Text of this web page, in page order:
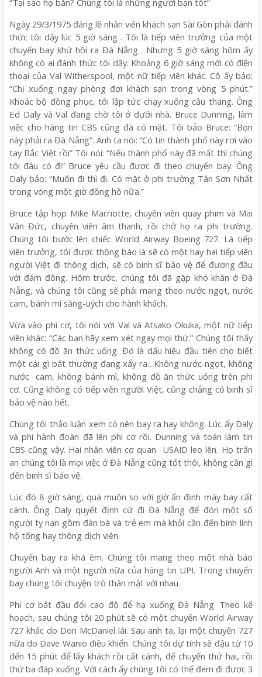
“Tại sao họ bắn? Chúng tôi là những người bạn tốt”
Ngày 29/3/1975 đáng lẽ nhân viên khách sạn Sài Gòn phải đánh
thức tôi dậy lúc 5 giờ sáng . Tôi là tiếp viên trưởng của một
chuyến bay khứ hồi ra Đà Nẵng . Nhưng 5 giờ sáng hôm ấy
không có ai đánh thức tôi dậy. Khoảng 6 giờ sáng mới có điện
thoại của Val Witherspool, một nữ tiếp viên khác. Cô ấy bảo:
“Chị xuống ngay phòng đợi khách sạn trong vòng 5 phút.”
Khoác bộ đồng phục, tôi lập tức chạy xuống cầu thang. Ông
Ed Daly và Val đang chờ tôi ở dưới nhà. Bruce Dunning, làm
việc cho hãng tin CBS cũng đã có mặt. Tôi bảo Bruce: “Bọn
này phải ra Đà Nẵng”. Anh ta nói: ’’Có tin thành phố này rơi vào
tay Bắc Việt rồi” Tôi nói: “Nếu thành phố này đã mất thì chúng
tôi đâu có đi” Bruce yêu cầu được đi theo chuyến bay. Ông
Daly bảo: “Muốn đi thì đi. Có mặt ở phi trường Tân Sơn Nhất
trong vòng một giờ đồng hồ nữa.”
Bruce tập họp Mike Marriotte, chuyên viên quay phim và Mai
Văn Đức, chuyên viên âm thanh, rồi chở họ ra phi trường.
Chúng tôi bước lên chiếc World Airway Boeing 727. Là tiếp
viên trưởng, tôi được thông báo là sẽ có một hay hai tiếp viên
người Việt đi thông dịch, sẽ có binh sĩ bảo vệ để đương đầu
với đám đông. Hôm trước, chúng tôi đã gặp khó khăn ở Đà
Nẵng, và chúng tôi cũng sẽ phải mang theo nước ngọt, nước
cam, bánh mì săng-uých cho hành khách.
Vừa vào phi cơ, tôi nói với Val và Atsako Okuka, một nữ tiếp
viên khác: “Các bạn hãy xem xét ngay mọi thứ.” Chúng tôi thấy
không có đồ ăn thức uống. Đó là dấu hiệu đầu tiên cho biết
một cái gì bất thường đang xẩy ra…Không nước ngọt, không
nước cam, không bánh mì, không đồ ăn thức uống trên phi
cơ. Cũng không có tiếp viên người Việt, cũng chẳng có binh sĩ
bảo vệ nào hết.
Chúng tôi thảo luận xem có nên bay ra hay không. Lúc ấy Daly
và phi hành đoàn đã lên phi cơ rồi. Dunning và toán làm tin
CBS cũng vậy. Hai nhân viên cơ quan USAID leo lên. Họ trấn
an chúng tôi là mọi việc ở Đà Nẵng cũng tốt thôi, không cần gì
đến binh sĩ bảo vệ.
Lúc đó 8 giờ sáng, quá muộn so với giờ ấn định máy bay cất
cánh. Ông Daly quyết định cứ đi Đà Nẵng để đón một số
người tỵ nạn gồm đàn bà và trẻ em mà khỏi cần đến binh lính
hộ tống hay thông dịch viên.
Chuyến bay ra khá êm. Chúng tôi mang theo một nhà báo
người Anh và một người nữa của hãng tin UPI. Trong chuyến
bay chúng tôi chuyện trò thân mật với nhau.
Phi cơ bắt đầu đổi cao độ để hạ xuống Đà Nẵng. Theo kế
hoạch, sau chúng tôi 20 phút sẽ có một chuyến World Airway
727 khác do Don McDaniel lái. Sau anh ta, lại một chuyến 727
nữa do Dave Wanio điều khiển. Chúng tôi dự tính sẽ đậu từ 10
đến 15 phút để lấy khách rồi cất cánh, để chuyến thứ hai, rồi
thứ ba đáp xuống. Với cách ấy chúng tôi có thể đem đi được 3